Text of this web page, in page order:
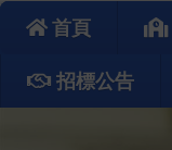
首頁
招標公告